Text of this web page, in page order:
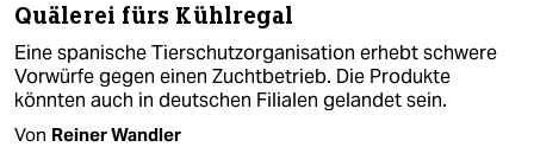
Quälerei fürs Kühlregal
Eine spanische Tierschutzorganisation erhebt schwere
Vorwürfe gegen einen Zuchtbetrieb. Die Produkte
könnten auch in deutschen Filialen gelandet sein.
Von Reiner Wandler